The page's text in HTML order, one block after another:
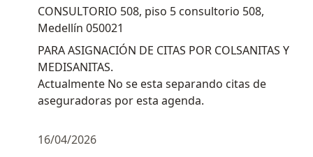
CONSULTORIO 508, piso 5 consultorio 508,
Medellín 050021
PARA ASIGNACIÓN DE CITAS POR COLSANITAS Y
MEDISANITAS.
Actualmente No se esta separando citas de
aseguradoras por esta agenda.
16/04/2026